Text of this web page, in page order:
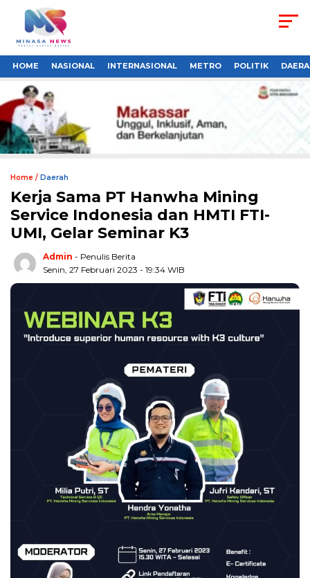
HOME NASIONAL INTERNASIONAL METRO POLITIK
Home / Daerah
Kerja Sama PT Hanwha Mining
Service Indonesia dan HMTI FTI-
UMI, Gelar Seminar K3
Admin - Penulis Berita
Senin, 27 Februari 2023 - 19:34 WIB